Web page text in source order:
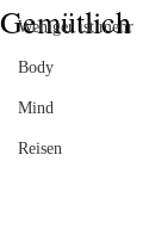
Weniger ist mehr
Body
Mind
Reisen
Gemütlich